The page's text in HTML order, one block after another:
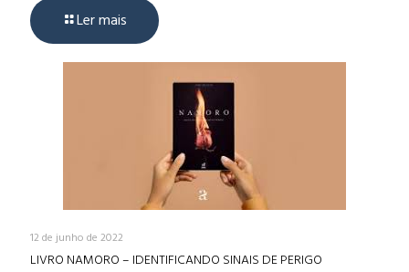
Ler mais
12 de junho de 2022
LIVRO NAMORO – IDENTIFICANDO SINAIS DE PERIGO